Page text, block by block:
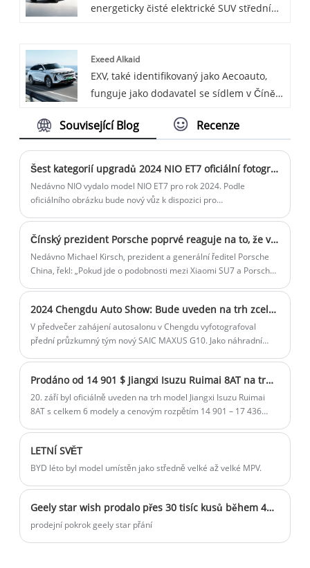
energeticky čisté elektrické SUV střední
E0X, s dlouhým dojezdem a možností
rychlého nabíjení, stejně jako s luxusním
a pohodlným designem interiéru.
Exeed Alkaid
EXV, také identifikovaný jako Aecoauto,
funguje jako dodavatel se sídlem v Číně a
Exeed Alkaid.
Související Blog Recenze
Šest kategorií upgradů 2024 NIO ET7 oficiální fotografie zveřejněny
Nedávno NIO vydalo model NIO ET7 pro rok 2024. Podle
oficiálního obrázku bude nový vůz k dispozici pro
Čínský prezident Porsche poprvé reaguje na to, že vůz Xiaomi vypadá jako Porsche
Nedávno Michael Kirsch, prezident a generální ředitel Porsche
China, řekl: „Pokud jde o podobnosti mezi Xiaomi SU7 a Porsche,
2024 Chengdu Auto Show: Bude uveden na trh zcela nový GAC G10
V předvečer zahájení autosalonu v Chengdu vyfotografoval
přední průzkumný tým nový SAIC MAXUS G10. Jako náhradní
Prodáno od 14 901 $ Jiangxi Isuzu Ruimai 8AT na trhu Klidnější a energeticky úspornější
20. září byl oficiálně uveden na trh model Jiangxi Isuzu Ruimai
8AT s celkem 6 modely a cenovým rozpětím 14 901 – 17 436
Nový model bude vybaven 2,5litrovým vznětovým motorem a
8stupňovou automatickou převodovkou ZF, což zlepší
LETNÍ SVĚT
BYD léto byl model umístěn jako středně velké až velké MPV.
Geely star wish prodalo přes 30 tisíc kusů během 49 dnů po uvedení na trh.
prodejní pokrok geely star přání